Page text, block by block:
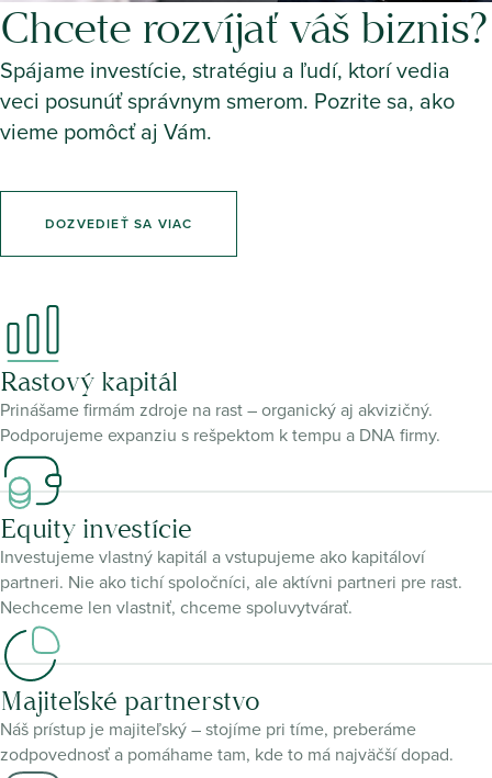
Chcete rozvíjať váš biznis?
Spájame investície, stratégiu a ľudí, ktorí vedia
veci posunúť správnym smerom. Pozrite sa, ako
vieme pomôcť aj Vám.
DOZVEDIEŤ SA VIAC
Rastový kapitál
Prinášame firmám zdroje na rast – organický aj akvizičný.
Podporujeme expanziu s rešpektom k tempu a DNA firmy.
Equity investície
Investujeme vlastný kapitál a vstupujeme ako kapitáloví
partneri. Nie ako tichí spoločníci, ale aktívni partneri pre rast.
Nechceme len vlastniť, chceme spoluvytvárať.
Majiteľské partnerstvo
Náš prístup je majiteľský – stojíme pri tíme, preberáme
zodpovednosť a pomáhame tam, kde to má najväčší dopad.